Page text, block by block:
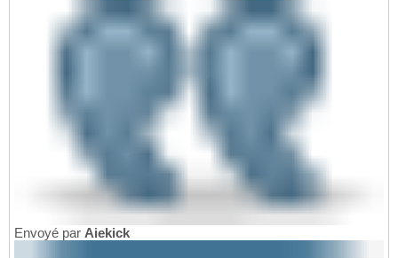
Envoyé par Aiekick